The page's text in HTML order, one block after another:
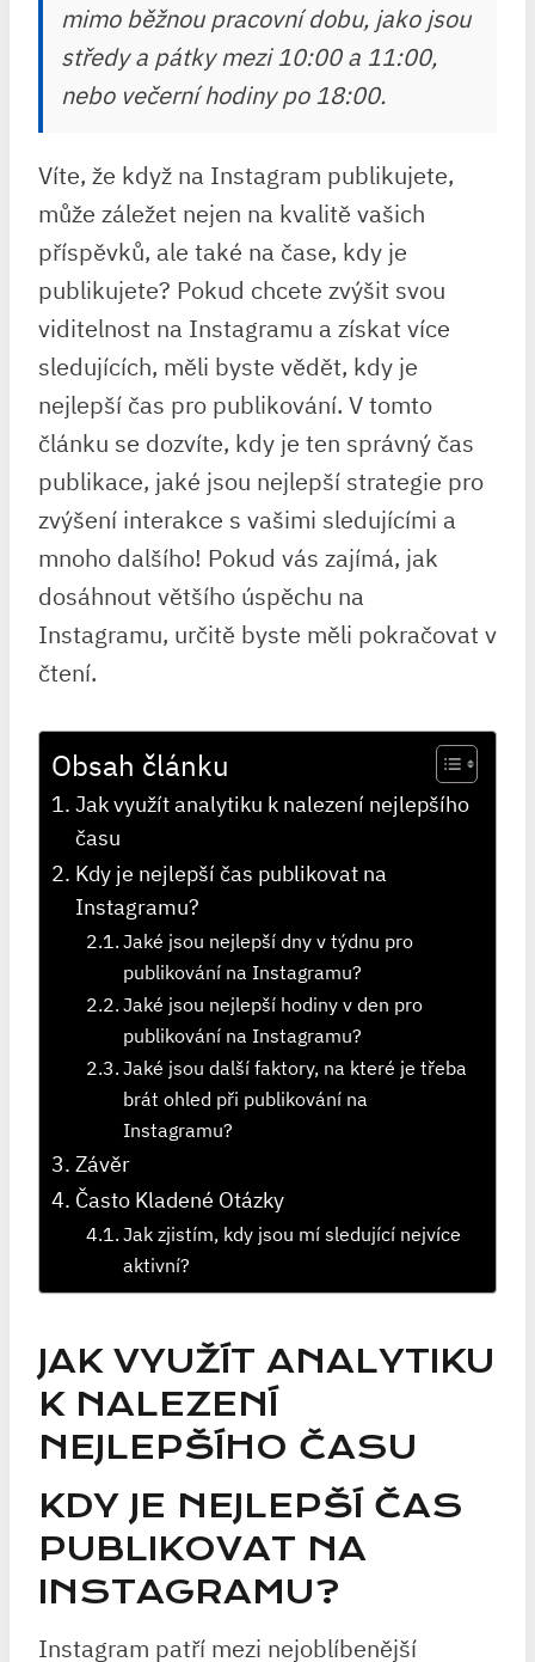
mimo běžnou pracovní dobu, jako jsou
středy a pátky mezi 10:00 a 11:00,
nebo večerní hodiny po 18:00.
Víte, že když na Instagram publikujete,
může záležet nejen na kvalitě vašich
příspěvků, ale také na čase, kdy je
publikujete? Pokud chcete zvýšit svou
viditelnost na Instagramu a získat více
sledujících, měli byste vědět, kdy je
nejlepší čas pro publikování. V tomto
článku se dozvíte, kdy je ten správný čas
publikace, jaké jsou nejlepší strategie pro
zvýšení interakce s vašimi sledujícími a
mnoho dalšího! Pokud vás zajímá, jak
dosáhnout většího úspěchu na
Instagramu, určitě byste měli pokračovat v
čtení.
Obsah článku
Jak využít analytiku k nalezení nejlepšího
času
Kdy je nejlepší čas publikovat na
Instagramu?
Jaké jsou nejlepší dny v týdnu pro
publikování na Instagramu?
Jaké jsou nejlepší hodiny v den pro
publikování na Instagramu?
Jaké jsou další faktory, na které je třeba
brát ohled při publikování na
Instagramu?
Závěr
Často Kladené Otázky
Jak zjistím, kdy jsou mí sledující nejvíce
aktivní?
JAK VYUŽÍT ANALYTIKU
K NALEZENÍ
NEJLEPŠÍHO ČASU
KDY JE NEJLEPŠÍ ČAS
PUBLIKOVAT NA
INSTAGRAMU?
Instagram patří mezi nejoblíbenější